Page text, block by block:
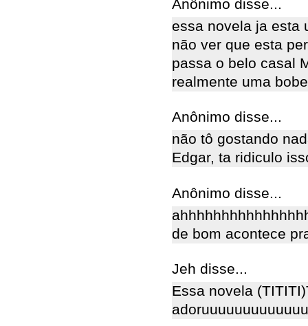
Anônimo disse...
essa novela ja esta
não ver que esta
passa o belo casal
realmente uma
Anônimo disse...
não tô gostando
Edgar, ta ridiculo
Anônimo disse...
de bom acontece
Jeh disse...
Essa novela